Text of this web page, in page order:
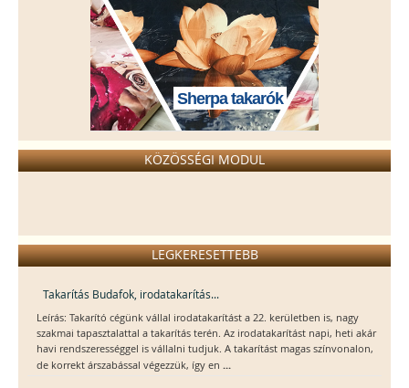
Sherpa takarók
KÖZÖSSÉGI MODUL
LEGKERESETTEBB
Takarítás Budafok, irodatakarítás...
Leírás: Takarító cégünk vállal irodatakarítást a 22. kerületben is, nagy
szakmai tapasztalattal a takarítás terén. Az irodatakarítást napi, heti akár
havi rendszerességgel is vállalni tudjuk. A takarítást magas színvonalon,
de korrekt árszabással végezzük, így en ...